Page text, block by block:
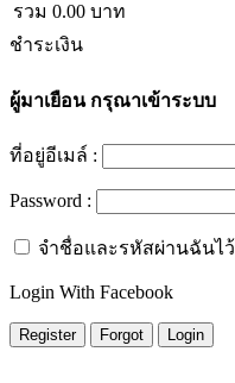
รวม 0.00 บาท
ชำระเงิน
ผู้มาเยือนกรุณาเข้าระบบ
ที่อยู่อีเมล์ :
Password :
จำชื่อและรหัสผ่านฉันไว้
Login With Facebook